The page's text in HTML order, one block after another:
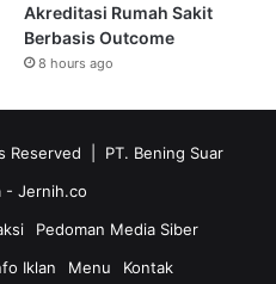
Akreditasi Rumah Sakit
Berbasis Outcome
8 hours ago
Reserved | PT. Bening Suar
- Jernih.co
Pedoman Media Siber
Iklan Menu Kontak